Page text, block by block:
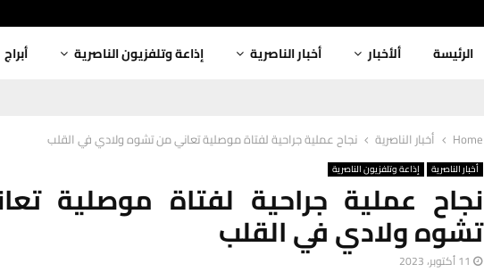
الرئيسة ألأخبار أخبار الناصرية إذاعة وتلفزيون الناصرية أبراج
Home أخبار الناصرية نجاح عملية جراحية لفتاة موصلية تعاني من تشوه ولادي في القلب
أخبار الناصرية إذاعة وتلفزيون الناصرية
نجاح عملية جراحية لفتاة موصلية
تشوه ولادي في القلب
11 أكتوبر، 2023